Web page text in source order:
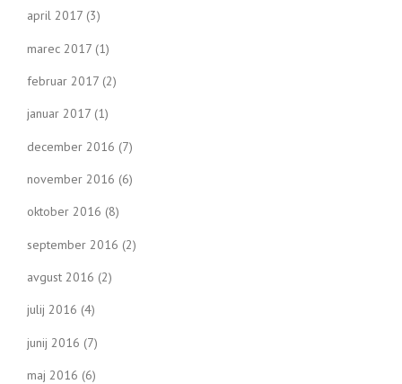
april 2017 (3)
marec 2017 (1)
februar 2017 (2)
januar 2017 (1)
december 2016 (7)
november 2016 (6)
oktober 2016 (8)
september 2016 (2)
avgust 2016 (2)
julij 2016 (4)
junij 2016 (7)
maj 2016 (6)